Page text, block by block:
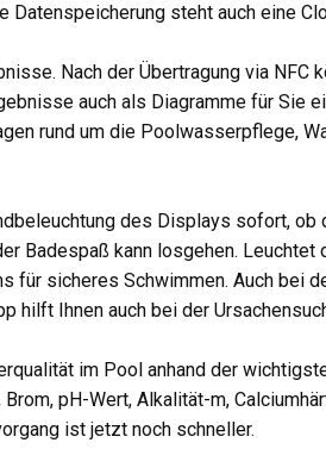
steht auch eine
Nach der Übertragung via NFC
auch als Diagramme für Sie
rund um die Poolwasserpflege,
des Displays sofort, ob
Badespaß kann losgehen.
sicheres Schwimmen. Auch bei
hilft Ihnen auch bei der
im Pool anhand der
pH-Wert, Alkalität-m,
ist jetzt noch schneller.